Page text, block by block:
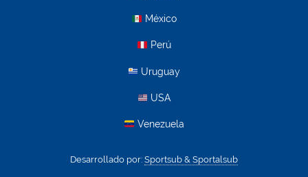
México
Perú
Uruguay
USA
Venezuela
Desarrollado por: Sportsub & Sportalsub